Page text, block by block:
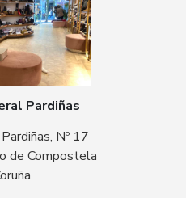
Pardiñas
Nº 17
de Compostela